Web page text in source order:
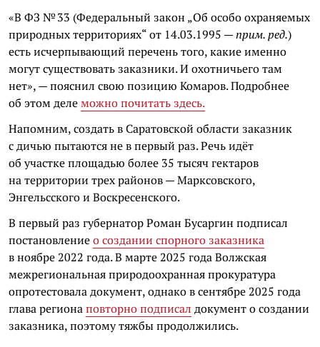
«В ФЗ № 33 (Федеральный закон „Об особо охраняемых
природных территориях“ от 14.03.1995 —прим. ред.)
есть исчерпывающий перечень того, какие именно
могут существовать заказники. И охотничьего там
нет», — пояснил свою позицию Комаров. Подробнее
об этом делеможно почитать здесь.
Напомним, создать в Саратовской области заказник
с дичью пытаются не в первый раз. Речь идёт
об участке площадью более 35 тысяч гектаров
на территории трех районов — Марксовского,
Энгельсского и Воскресенского.
В первый раз губернатор Роман Бусаргин подписал
постановлениео создании спорного заказника
в ноябре 2022 года. В марте 2025 года Волжская
межрегиональная природоохранная прокуратура
опротестовала документ, однако в сентябре 2025 года
глава регионаповторно подписал документ о создании
заказника, поэтому тяжбы продолжились.